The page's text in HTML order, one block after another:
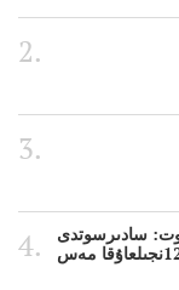
سادىرسوتدى